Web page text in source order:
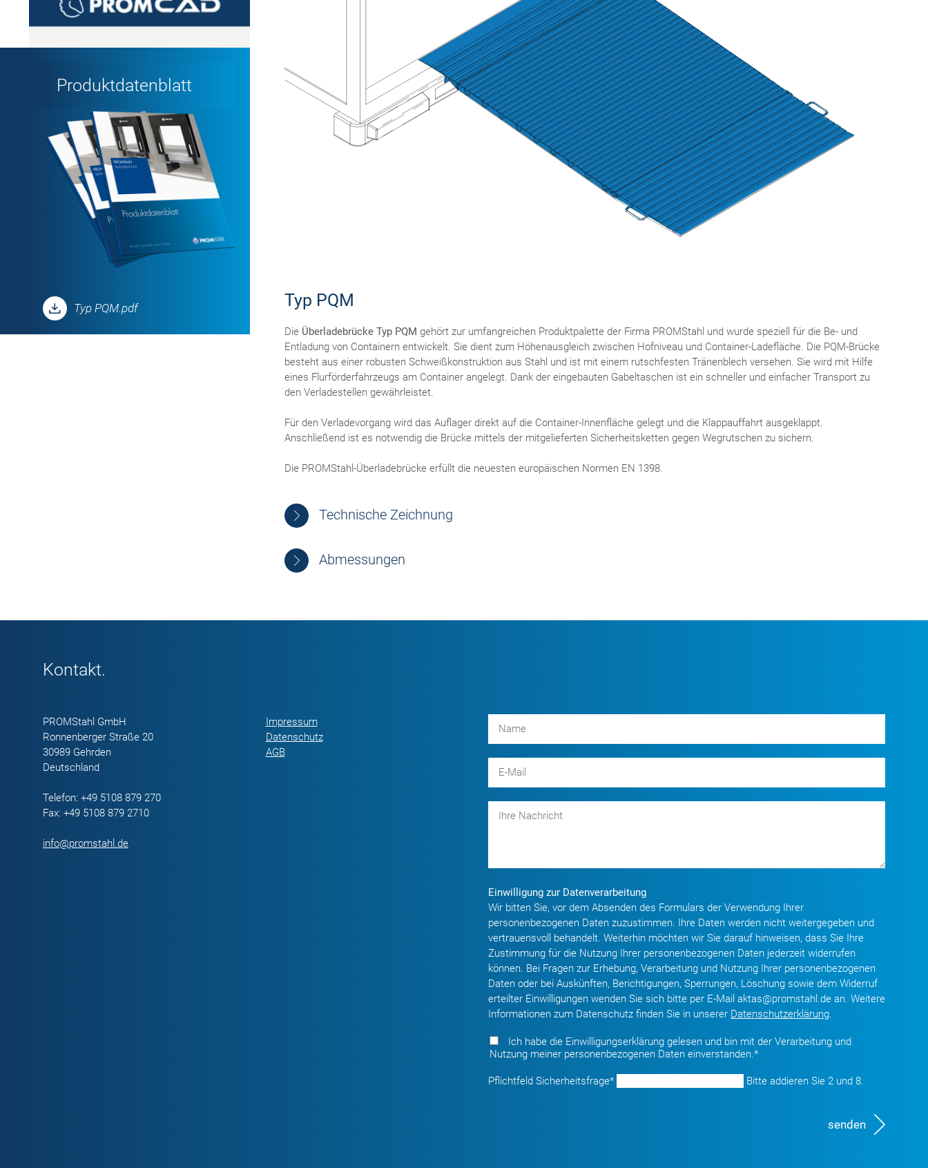
Weiter
Produktdatenblatt
Typ PQM.pdf Typ PQM
Die Überladebrücke Typ PQM gehört zur umfangreichen Produktpalette der Firma PROMStahl und wurde speziell für die Be- und
Entladung von Containern entwickelt. Sie dient zum Höhen­ausgleich zwischen Hofniveau und Container-Ladefläche. Die PQM-Brücke
besteht aus einer robusten Schweiß­konstruktion aus Stahl und ist mit einem rutschfesten Tränenblech versehen. Sie wird mit Hilfe
eines Flur­förder­fahrzeugs am Container angelegt. Dank der eingebauten Gabel­taschen ist ein schneller und einfacher Transport zu
den Verlade­stellen gewährleistet.
Für den Verladevorgang wird das Auflager direkt auf die Container-Innenfläche gelegt und die Klappauffahrt ausgeklappt.
Anschließend ist es notwendig die Brücke mittels der mitgelieferten Sicherheits­ketten gegen Weg­rutschen zu sichern.
Die PROMStahl-Überladebrücke erfüllt die neuesten europäischen Normen EN 1398.
Technische Zeichnung
Abmessungen
Kontakt.
PROMStahl GmbH
Ronnenberger Straße 20
30989 Gehrden
Deutschland
Telefon: +49 5108 879 270
Fax: +49 5108 879 2710
info@promstahl.de
Impressum
Datenschutz
AGB
Einwilligung zur Datenverarbeitung
Wir bitten Sie, vor dem Absenden des Formulars der Verwendung Ihrer
personenbezogenen Daten zuzustimmen. Ihre Daten werden nicht weitergegeben und
vertrauensvoll behandelt. Weiterhin möchten wir Sie darauf hinweisen, dass Sie Ihre
Zustimmung für die Nutzung Ihrer personenbezogenen Daten jederzeit widerrufen
können. Bei Fragen zur Erhebung, Verarbeitung und Nutzung Ihrer personenbezogenen
Daten oder bei Auskünften, Berichtigungen, Sperrungen, Löschung sowie dem Widerruf
erteilter Einwilligungen wenden Sie sich bitte per E-Mail aktas@promstahl.de an. Weitere
Informationen zum Datenschutz finden Sie in unserer Datenschutzerklärung.
Ich habe die Einwilligungserklärung gelesen und bin mit der Verarbeitung und
Nutzung meiner personenbezogenen Daten einverstanden.*
Pflichtfeld Sicherheitsfrage* Bitte addieren Sie 2 und 8.
senden